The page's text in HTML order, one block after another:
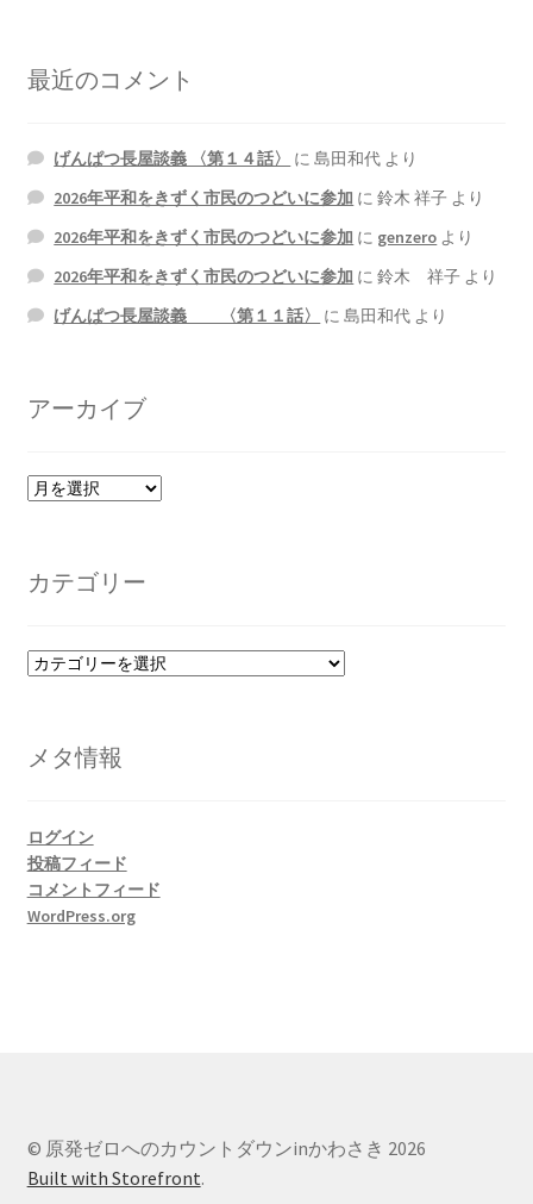
最近のコメント
げんぱつ長屋談義 〈第１４話〉 に島田和代 より
2026年平和をきずく市民のつどいに参加 に鈴木 祥子 より
2026年平和をきずく市民のつどいに参加 に genzero より
2026年平和をきずく市民のつどいに参加 に鈴木 祥子 より
げんぱつ長屋談義 〈第１１話〉
に島田和代 より
アーカイブ
ア
ブ
カテゴリー
カ
ー
メタ情報
ログイン
投稿フィード
コメントフィード
WordPress.org
© 原発ゼロへのカウントダウンinかわさき 2026
Built with Storefront.